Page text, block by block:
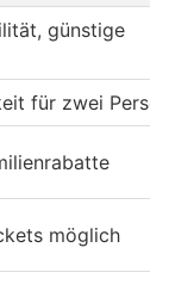
günstige
für zwei
möglich